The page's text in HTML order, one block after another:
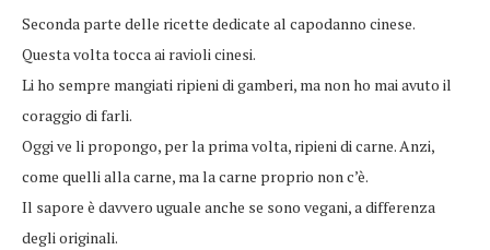
Seconda parte delle ricette dedicate al capodanno cinese.
Questa volta tocca ai ravioli cinesi.
Li ho sempre mangiati ripieni di gamberi, ma non ho mai avuto il
coraggio di farli.
Oggi ve li propongo, per la prima volta, ripieni di carne. Anzi,
come quelli alla carne, ma la carne proprio non c’è.
Il sapore è davvero uguale anche se sono vegani, a differenza
degli originali.